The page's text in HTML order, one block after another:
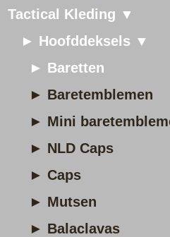
Tactical Kleding ▼
► Hoofddeksels ▼
► Baretten
► Baretemblemen
► Mini
► NLD Caps
► Caps
► Mutsen
► Balaclavas